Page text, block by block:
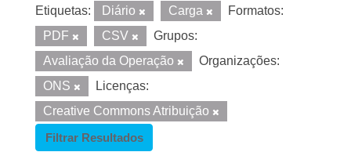
Etiquetas: Diário Carga
Formatos:
PDF
CSV
Grupos:
Avaliação da Operação
Organizações:
ONS
Licenças:
Creative Commons Atribuição
Filtrar Resultados